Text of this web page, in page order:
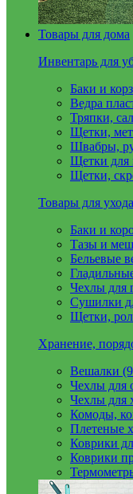
Товары для дома
Инвентарь для
Баки и
Ведра
Тряпки,
Щетки,
Швабры,
Щетки для
Щетки,
Товары для
Баки и
Тазы и
Бельевые
Чехлы для
Сушилки
Щетки,
Хранение,
Вешалки
Чехлы для
Чехлы для
Комоды,
Плетеные
Коврики
Коврики